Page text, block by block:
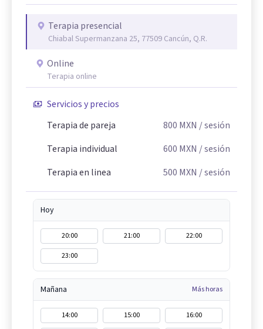
Terapia presencial
Chiabal Supermanzana 25, 77509 Cancún, Q.R.
Online
Terapia online
Servicios y precios
Terapia de pareja
800 MXN / sesión
Terapia individual
600 MXN / sesión
Terapia en linea
500 MXN / sesión
Hoy
20:00 21:00
22:00
23:00
Mañana Más horas
14:00 15:00
16:00